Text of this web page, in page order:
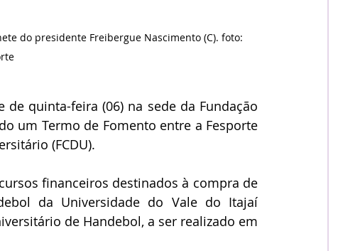
do presidente Freibergue Nascimento (C). foto:
um Termo de Fomento entre a Fesporte
(FCDU).
da Universidade do Vale do Itajaí
de Handebol, a ser realizado em